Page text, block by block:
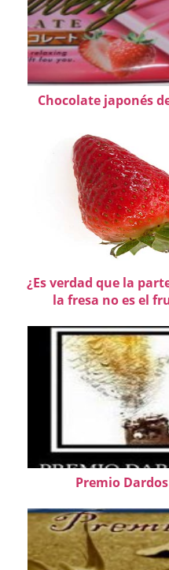
Chocolate japonés
¿Es verdad que la
la fresa no es el
Premio Dardos